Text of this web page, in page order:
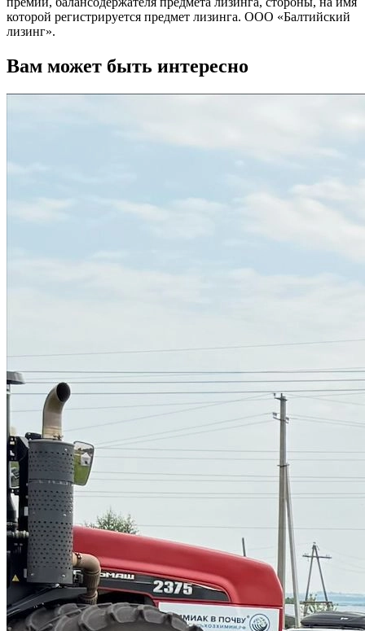
которой регистрируется предмет лизинга. ООО «Балтийский
лизинг».
Вам может быть интересно